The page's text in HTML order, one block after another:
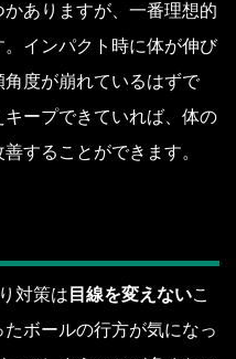
ありますが、一番理想的
。インパクト時に体が伸び
度が崩れているはずで
ープできていれば、体の
することができます。
対策は 目線を変えないこ
ボールの行方が気になっ